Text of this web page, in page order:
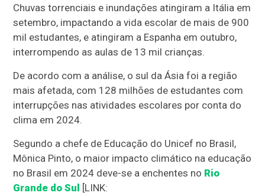
Chuvas torrenciais e inundações atingiram a Itália em
setembro, impactando a vida escolar de mais de 900
mil estudantes, e atingiram a Espanha em outubro,
interrompendo as aulas de 13 mil crianças.
De acordo com a análise, o sul da Ásia foi a região
mais afetada, com 128 milhões de estudantes com
interrupções nas atividades escolares por conta do
clima em 2024.
Segundo a chefe de Educação do Unicef no Brasil,
Mônica Pinto, o maior impacto climático na educação
no Brasil em 2024 deve-se a enchentes no Rio
Grande do Sul
[LINK: